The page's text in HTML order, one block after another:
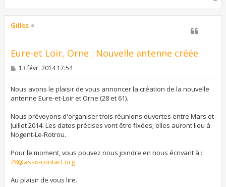
u
Gilles
Eure-et Loir, Orne : Nouvelle antenne créée
M
s
a
g
13 févr. 2014 17:54
Nous avons le plaisir de vous annoncer la création de la nouvelle
antenne Eure-et-Loir et Orne (28 et 61).
Nous prévoyons d'organiser trois réunions ouvertes entre Mars et
Juillet 2014. Les dates précises vont être fixées; elles auront lieu à
Nogent-Le-Rotrou.
Pour le moment, vous pouvez nous joindre en nous écrivant à :
28@asso-contact.org
Au plaisir de vous lire.